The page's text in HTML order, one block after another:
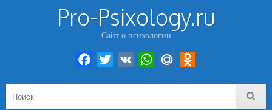
Pro-Psixology.ru
Сайт о психологии
Facebook
Twitter VK WhatsAppMail.Ru